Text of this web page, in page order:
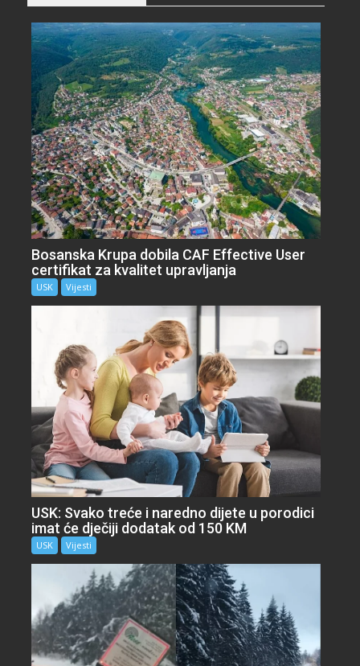
Bosanska Krupa dobila CAF Effective User
certifikat za kvalitet upravljanja
USK Vijesti
USK: Svako treće i naredno dijete u porodici
imat će dječiji dodatak od 150 KM
USK Vijesti